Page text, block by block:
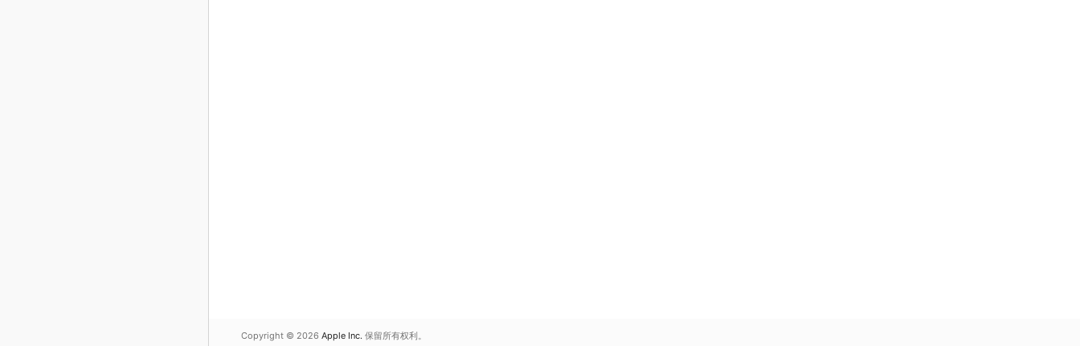
Copyright © 2026 Apple Inc. 保留所有权利。